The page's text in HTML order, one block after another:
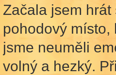
Začala jsem
pohodový místo,
jsme neuměli
volný a hezký.